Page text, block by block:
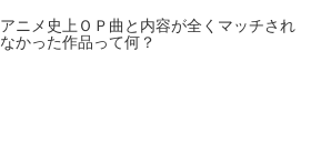
アニメ史上ＯＰ曲と内容が全くマッチされ
なかった作品って何？